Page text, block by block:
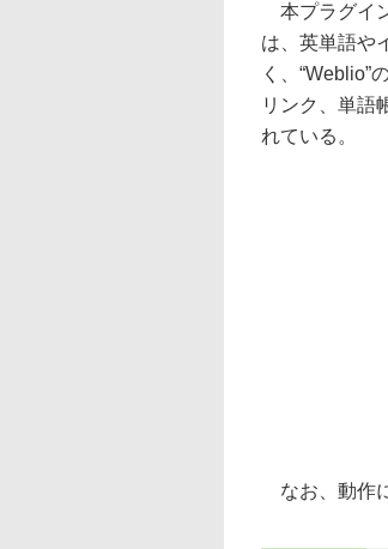
本プラグイ
は、英単語や
く、“Weblio”
リンク、単語
れている。
なお、動作